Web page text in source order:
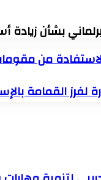
بشأن زيادة
من